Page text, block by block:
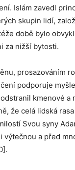
Islám zavedl
skupin lidí,
době bylo
za nižší bytosti.
prosazováním
podporuje
kmenové
že celá lidská
Svou syny
a před